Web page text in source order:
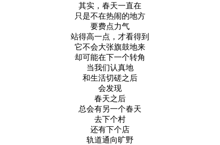
其实，春天一直在
只是不在热闹的地方
要费点力气
站得高一点，才看得到
它不会大张旗鼓地来
却可能在下一个转角
当我们认真地
和生活切磋之后
会发现
春天之后
总会有另一个春天
去下个村
还有下个店
轨道通向旷野